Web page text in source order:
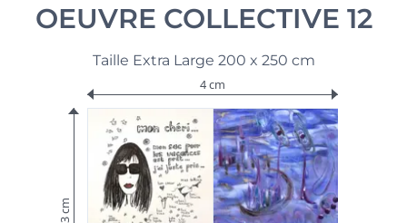
OEUVRE COLLECTIVE 12
Taille Extra Large 200 x 250 cm
3 cm
4 cm